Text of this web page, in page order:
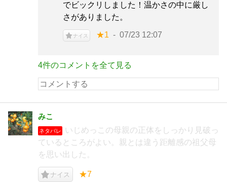
でビックリしました！温かさの中に厳し
さがありました。
ナイス ★1 07/23 12:07
4件のコメントを全て見る
みこ
ネタバレ
いじめっこの母親の正体をしっかり見破っ
ているところがよい。親とは違う距離感の祖父母
を思い出した。
ナイス ★7